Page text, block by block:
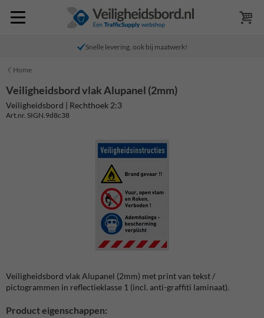
Snelle levering, ook bij maatwerk!
Home
Veiligheidsbord vlak Alupanel (2mm)
Veiligheidsbord | Rechthoek 2:3
Art.nr. SIGN.9d8c38
Veiligheidsbord vlak Alupanel (2mm) met print van tekst /
pictogrammen in reflectieklasse 1 (incl. anti-graffiti laminaat).
Product eigenschappen: